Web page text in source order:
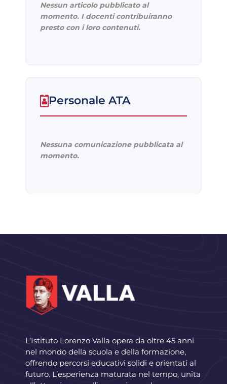
Nessun articolo pubblicato al
momento. I docenti contribuiranno
presto con i loro contenuti.
Personale ATA
Nessuna comunicazione pubblicata al
momento.
L’Istituto Lorenzo Valla opera da oltre 45 anni
nel mondo della scuola e della formazione,
offrendo percorsi educativi solidi e orientati al
futuro. L’esperienza maturata nel tempo, unita